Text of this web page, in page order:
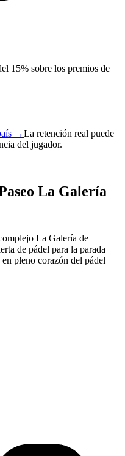
15% sobre los premios de
→La retención real puede
del jugador.
La Galería
La Galería de
de pádel para la parada
pleno corazón del pádel